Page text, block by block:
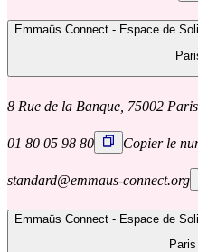
Emmaüs Connect - Espace de
8 Rue de la Banque, 75002
01 80 05 98 80 Copier le
standard@emmaus-connect.org
Emmaüs Connect - Espace de
Paris